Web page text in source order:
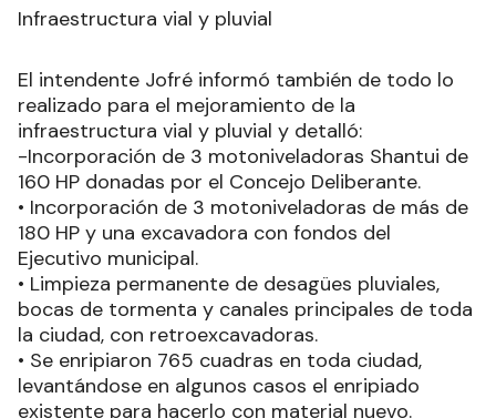
Infraestructura vial y pluvial
El intendente Jofré informó también de todo lo
realizado para el mejoramiento de la
infraestructura vial y pluvial y detalló:
-Incorporación de 3 motoniveladoras Shantui de
160 HP donadas por el Concejo Deliberante.
• Incorporación de 3 motoniveladoras de más de
180 HP y una excavadora con fondos del
Ejecutivo municipal.
• Limpieza permanente de desagües pluviales,
bocas de tormenta y canales principales de toda
la ciudad, con retroexcavadoras.
• Se enripiaron 765 cuadras en toda ciudad,
levantándose en algunos casos el enripiado
existente para hacerlo con material nuevo.